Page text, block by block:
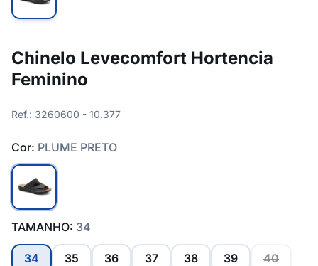
Chinelo Levecomfort Hortencia
Feminino
Ref.: 3260600 - 10.377
Cor: PLUME PRETO
TAMANHO: 34
34 35 36 37 38 39 40